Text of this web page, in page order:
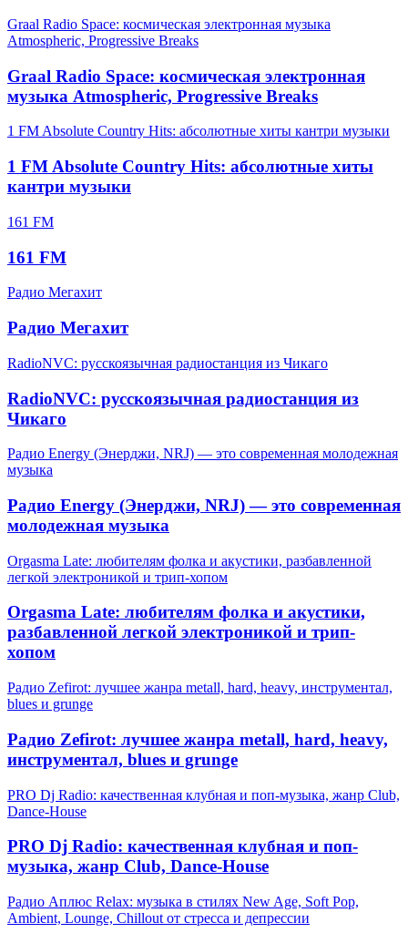
Graal Radio Space: космическая электронная музыка
Atmospheric, Progressive Breaks
Graal Radio Space: космическая электронная
музыка Atmospheric, Progressive Breaks
1 FM Absolute Country Hits: абсолютные хиты кантри музыки
1 FM Absolute Country Hits: абсолютные хиты
кантри музыки
161 FM
161 FM
Радио Мегахит
Радио Мегахит
RadioNVC: русскоязычная радиостанция из Чикаго
RadioNVC: русскоязычная радиостанция из
Чикаго
Радио Energy (Энерджи, NRJ) — это современная молодежная
музыка
Радио Energy (Энерджи, NRJ) — это современная
молодежная музыка
Orgasma Late: любителям фолка и акустики, разбавленной
легкой электроникой и трип-хопом
Orgasma Late: любителям фолка и акустики,
разбавленной легкой электроникой и трип-
хопом
Радио Zefirot: лучшее жанра metall, hard, heavy, инструментал,
blues и grunge
Радио Zefirot: лучшее жанра metall, hard, heavy,
инструментал, blues и grunge
PRO Dj Radio: качественная клубная и поп-музыка, жанр Club,
Dance-House
PRO Dj Radio: качественная клубная и поп-
музыка, жанр Club, Dance-House
Радио Аплюс Relax: музыка в стилях New Age, Soft Pop,
Ambient, Lounge, Chillout от стресса и депрессии